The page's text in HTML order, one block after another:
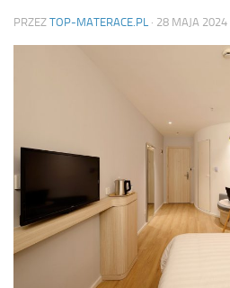
PRZEZ TOP-MATERACE.PL · 28 MAJA 2024